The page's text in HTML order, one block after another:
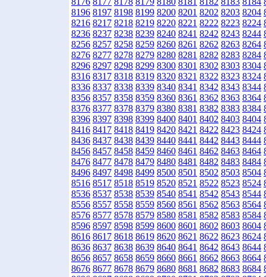
8196 8197 8198 8199 8200 8201 8202 8203 8204
8216 8217 8218 8219 8220 8221 8222 8223 8224
8236 8237 8238 8239 8240 8241 8242 8243 8244
8256 8257 8258 8259 8260 8261 8262 8263 8264
8276 8277 8278 8279 8280 8281 8282 8283 8284
8296 8297 8298 8299 8300 8301 8302 8303 8304
8316 8317 8318 8319 8320 8321 8322 8323 8324
8336 8337 8338 8339 8340 8341 8342 8343 8344
8356 8357 8358 8359 8360 8361 8362 8363 8364
8376 8377 8378 8379 8380 8381 8382 8383 8384
8396 8397 8398 8399 8400 8401 8402 8403 8404
8416 8417 8418 8419 8420 8421 8422 8423 8424
8436 8437 8438 8439 8440 8441 8442 8443 8444
8456 8457 8458 8459 8460 8461 8462 8463 8464
8476 8477 8478 8479 8480 8481 8482 8483 8484
8496 8497 8498 8499 8500 8501 8502 8503 8504
8516 8517 8518 8519 8520 8521 8522 8523 8524
8536 8537 8538 8539 8540 8541 8542 8543 8544
8556 8557 8558 8559 8560 8561 8562 8563 8564
8576 8577 8578 8579 8580 8581 8582 8583 8584
8596 8597 8598 8599 8600 8601 8602 8603 8604
8616 8617 8618 8619 8620 8621 8622 8623 8624
8636 8637 8638 8639 8640 8641 8642 8643 8644
8656 8657 8658 8659 8660 8661 8662 8663 8664
8676 8677 8678 8679 8680 8681 8682 8683 8684